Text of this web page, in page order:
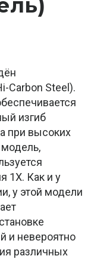
Carbon Steel).
изгиб
при высоких
модель,
1Х. Как и у
у этой модели
и невероятно
различных